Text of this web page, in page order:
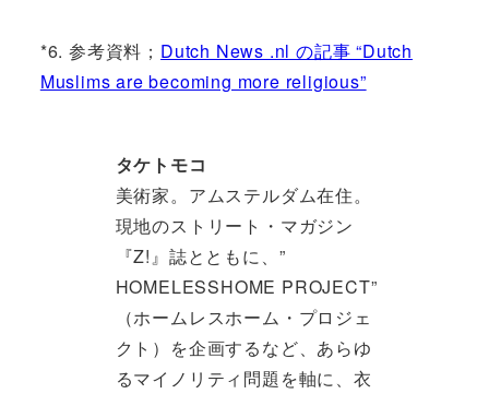
*6. 参考資料； Dutch News .nl の記事 “Dutch
Muslims are becoming more religious”
タケトモコ
美術家。アムステルダム在住。
現地のストリート・マガジン
『Z!』誌とともに、”
HOMELESSHOME PROJECT”
（ホームレスホーム・プロジェ
クト）を企画するなど、あらゆ
るマイノリティ問題を軸に、衣